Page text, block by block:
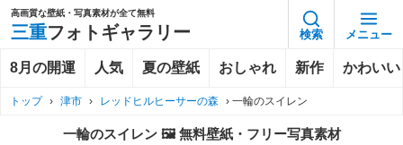
高画質な壁紙・写真素材が全て無料
三重フォトギャラリー 検索 メニュー
8月の開運 人気 夏の壁紙 おしゃれ 新作 かわいい
トップ › 津市 › レッドヒルヒーサーの森 › 一輪のスイレン
一輪のスイレン 🖼️ 無料壁紙・フリー写真素材